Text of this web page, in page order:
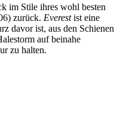
im Stile ihres wohl besten
zurück. Everestist eine
davor ist, aus den Schienen
auf beinahe
zu halten.